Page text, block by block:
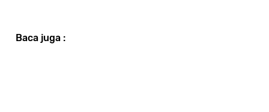
Baca juga :